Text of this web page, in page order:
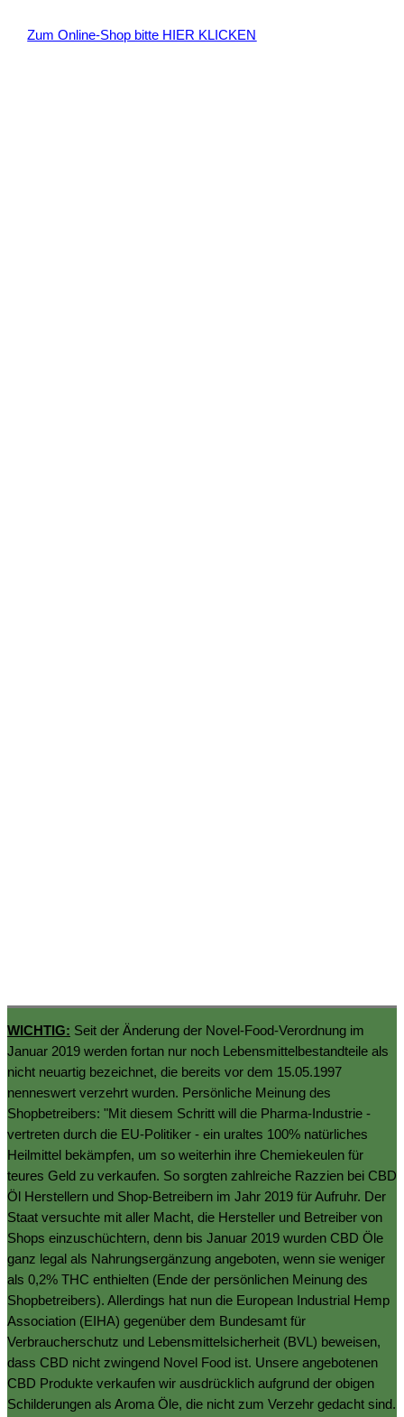
a
Zum Online-Shop bitte HIER KLICKEN
WICHTIG: Seit der Änderung der Novel-Food-Verordnung im
Januar 2019 werden fortan nur noch Lebensmittelbestandteile als
nicht neuartig bezeichnet, die bereits vor dem 15.05.1997
nenneswert verzehrt wurden. Persönliche Meinung des
Shopbetreibers: "Mit diesem Schritt will die Pharma-Industrie -
vertreten durch die EU-Politiker - ein uraltes 100% natürliches
Heilmittel bekämpfen, um so weiterhin ihre Chemiekeulen für
teures Geld zu verkaufen. So sorgten zahlreiche Razzien bei CBD
Öl Herstellern und Shop-Betreibern im Jahr 2019 für Aufruhr. Der
Staat versuchte mit aller Macht, die Hersteller und Betreiber von
Shops einzuschüchtern, denn bis Januar 2019 wurden CBD Öle
ganz legal als Nahrungsergänzung angeboten, wenn sie weniger
als 0,2% THC enthielten (Ende der persönlichen Meinung des
Shopbetreibers). Allerdings hat nun die European Industrial Hemp
Association (EIHA) gegenüber dem Bundesamt für
Verbraucherschutz und Lebensmittelsicherheit (BVL) beweisen,
dass CBD nicht zwingend Novel Food ist. Unsere angebotenen
CBD Produkte verkaufen wir ausdrücklich aufgrund der obigen
Schilderungen als Aroma Öle, die nicht zum Verzehr gedacht sind.